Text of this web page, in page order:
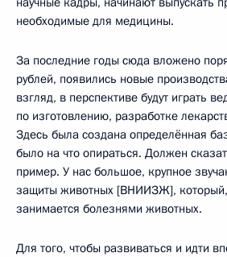
необходимые для медицины.
За последние годы сюда вложено
рублей, появились новые
взгляд, в перспективе будут играть
по изготовлению, разработке
Здесь была создана определённая
было на что опираться. Должен
пример. У нас большое, крупное
защиты животных [ВНИИЗЖ], который,
занимается болезнями животных.
Для того, чтобы развиваться и идти